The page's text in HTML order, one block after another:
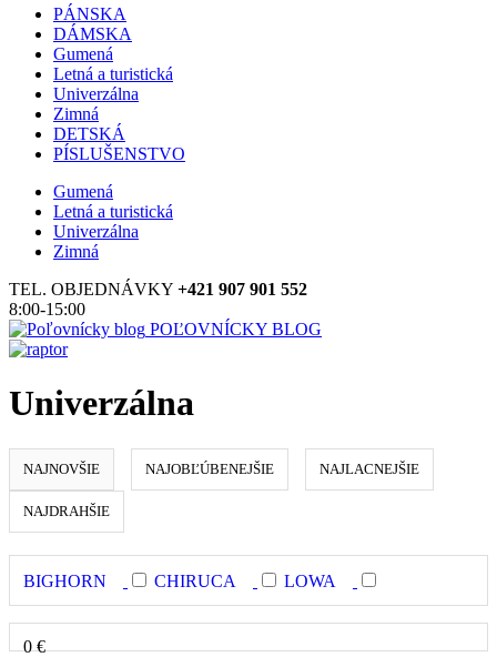
PÁNSKA
DÁMSKA
Gumená
Letná a turistická
Univerzálna
Zimná
DETSKÁ
PÍSLUŠENSTVO
Gumená
Letná a turistická
Univerzálna
Zimná
TEL. OBJEDNÁVKY +421 907 901 552
8:00-15:00
POĽOVNÍCKY BLOG
Univerzálna
NAJNOVŠIE NAJOBĽÚBENEJŠIE NAJLACNEJŠIE
NAJDRAHŠIE
BIGHORN CHIRUCA LOWA
0 €